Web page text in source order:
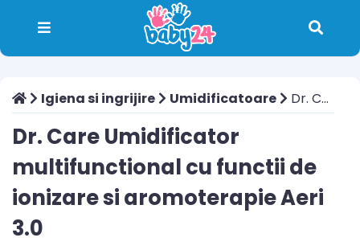
Igiena si ingrijire Umidificatoare Dr. Care Umidificator multifunctional cu functii de ionizare si aromoterapie Aeri 3.0
Dr. Care Umidificator
multifunctional cu functii de
ionizare si aromoterapie Aeri
3.0